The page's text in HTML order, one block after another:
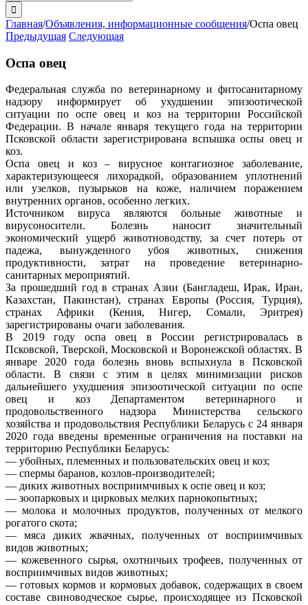
поиска:
Главная/Объявления, информационные сообщения/Оспа овец
Предыдущая Следующая
Оспа овец
Федеральная служба по ветеринарному и фитосанитарному
надзору информирует об ухудшении эпизоотической
ситуации по оспе овец и коз на территории Российской
Федерации. В начале января текущего года на территории
Псковской области зарегистрирована вспышка оспы овец и
коз.
Оспа овец и коз – вирусное контагиозное заболевание,
характеризующееся лихорадкой, образованием уплотнений
или узелков, пузырьков на коже, наличием поражением
внутренних органов, особенно легких.
Источником вируса являются больные животные и
вирусоносители. Болезнь наносит значительный
экономический ущерб животноводству, за счет потерь от
падежа, вынужденного убоя животных, снижения
продуктивности, затрат на проведение ветеринарно-
санитарных мероприятий.
За прошедший год в странах Азии (Бангладеш, Ирак, Иран,
Казахстан, Пакинстан), странах Европы (Россия, Турция),
странах Африки (Кения, Нигер, Сомали, Эритрея)
зарегистрированы очаги заболевания.
В 2019 году оспа овец в России регистрировалась в
Псковской, Тверской, Московской и Воронежской областях. В
январе 2020 года болезнь вновь вспыхнула в Псковской
области. В связи с этим в целях минимизации рисков
дальнейшего ухудшения эпизоотической ситуации по оспе
овец и коз Департаментом ветеринарного и
продовольственного надзора Министерства сельского
хозяйства и продовольствия Республики Беларусь с 24 января
2020 года введены временные ограничения на поставки на
территорию Республики Беларусь:
— убойных, племенных и пользовательских овец и коз;
— спермы баранов, козлов-производителей;
— диких животных восприимчивых к оспе овец и коз;
— зоопарковых и цирковых мелких парнокопытных;
— молока и молочных продуктов, полученных от мелкого
рогатого скота;
— мяса диких жвачных, полученных от восприимчивых
видов животных;
— кожевенного сырья, охотничьих трофеев, полученных от
восприимчивых видов животных;
— готовых кормов и кормовых добавок, содержащих в своем
составе свиноводческое сырье, происходящее из Псковской